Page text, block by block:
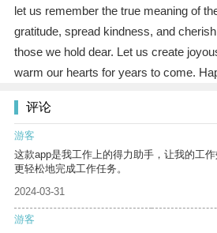
let us remember the true meaning of
gratitude, spread kindness, and
those we hold dear. Let us create
warm our hearts for years to come.
评论
游客
这款app是我工作上的得力助手，让我的工
更轻松地完成工作任务。
2024-03-31
游客